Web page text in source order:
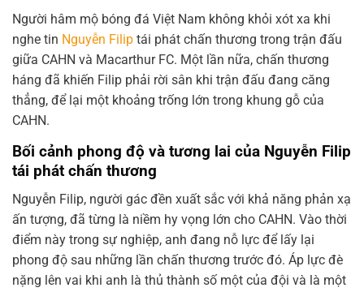
Người hâm mộ bóng đá Việt Nam không khỏi xót xa khi
nghe tin Nguyễn Filip tái phát chấn thương trong trận đấu
giữa CAHN và Macarthur FC. Một lần nữa, chấn thương
háng đã khiến Filip phải rời sân khi trận đấu đang căng
thẳng, để lại một khoảng trống lớn trong khung gỗ của
CAHN.
Bối cảnh phong độ và tương lai của Nguyễn Filip
tái phát chấn thương
Nguyễn Filip, người gác đền xuất sắc với khả năng phản xạ
ấn tượng, đã từng là niềm hy vọng lớn cho CAHN. Vào thời
điểm này trong sự nghiệp, anh đang nỗ lực để lấy lại
phong độ sau những lần chấn thương trước đó. Áp lực đè
nặng lên vai khi anh là thủ thành số một của đội và là một